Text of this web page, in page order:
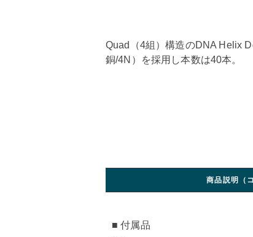
Quad（4組）構造のDNA Helix
銅/4N）を採用し本数は40本。
商品説明（
■ 付属品